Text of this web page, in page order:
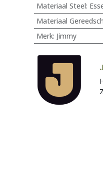
Materiaal Steel:
Materiaal
Merk: Jimmy